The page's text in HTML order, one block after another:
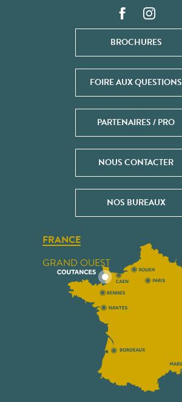
BROCHURES
FOIRE AUX QUESTIONS
PARTENAIRES / PRO
NOUS CONTACTER
NOS BUREAUX
FRANCE
GRAND OUEST